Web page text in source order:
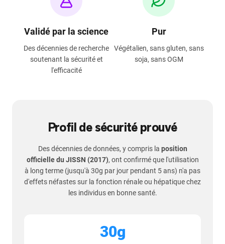
Validé par la science
Des décennies de recherche
soutenant la sécurité et
l'efficacité
Pur
Végétalien, sans gluten, sans
soja, sans OGM
Profil de sécurité prouvé
Des décennies de données, y compris la position
officielle du JISSN (2017), ont confirmé que l'utilisation
à long terme (jusqu'à 30g par jour pendant 5 ans) n'a pas
d'effets néfastes sur la fonction rénale ou hépatique chez
les individus en bonne santé.
30g